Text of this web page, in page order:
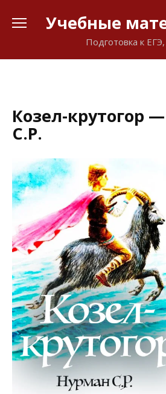
Учебные
Подготовка к
Козел-крутогор
С.Р.